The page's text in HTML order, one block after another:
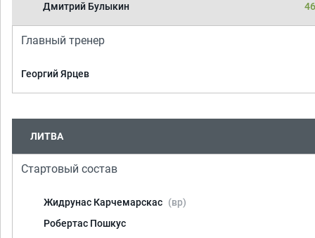
Дмитрий Булыкин
Главный тренер
Георгий Ярцев
ЛИТВА
Стартовый состав
Жидрунас Карчемарскас (вр)
Робертас Пошкус